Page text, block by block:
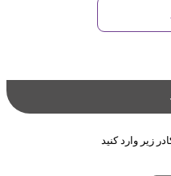
زیر وارد کنید